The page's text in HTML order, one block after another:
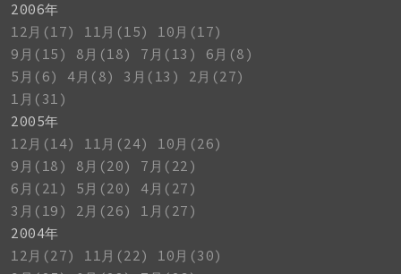
2006年
12月(17)
11月(15)
10月(17)
9月(15)
8月(18) 7月(13)
6月(8)
5月(6)
4月(8) 3月(13)
2月(27)
1月(31)
2005年
12月(14)
11月(24)
10月(26)
9月(18)
8月(20)
7月(22)
6月(21)
5月(20)
4月(27)
3月(19)
2月(26)
1月(27)
2004年
12月(27)
11月(22)
10月(30)